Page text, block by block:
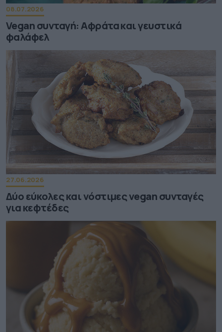
08.07.2026
Vegan συνταγή: Αφράτα και γευστικά
φαλάφελ
27.06.2026
Δύο εύκολες και νόστιμες vegan συνταγές
για κεφτέδες